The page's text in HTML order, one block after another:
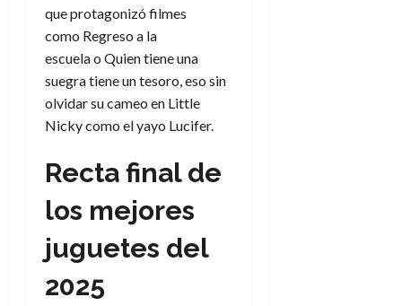
que protagonizó filmes
como Regreso a la
escuela o Quien tiene una
suegra tiene un tesoro, eso sin
olvidar su cameo en Little
Nicky como el yayo Lucifer.
Recta final de
los mejores
juguetes del
2025